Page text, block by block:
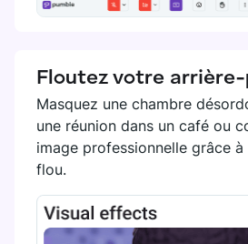
Floutez votre
Masquez une chambre
une réunion dans un café ou
image professionnelle grâce
flou.